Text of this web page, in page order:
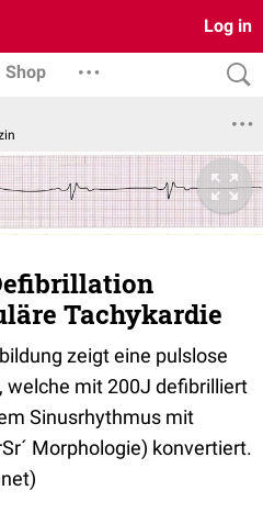
Log in
Shop
Tachykardie
zeigt eine pulslose
welche mit 200J defibrilliert
Sinusrhythmus mit
Morphologie) konvertiert.